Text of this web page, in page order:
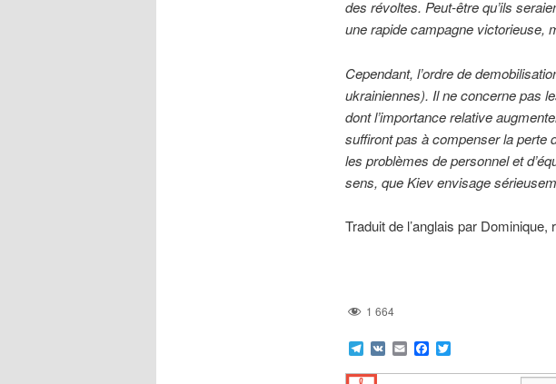
des révoltes. Peut-être qu’ils
une rapide campagne victorieuse,
Cependant, l’ordre de
ukrainiennes). Il ne concerne pas
dont l’importance relative
suffiront pas à compenser la perte
les problèmes de personnel et
sens, que Kiev envisage
Traduit de l’anglais par
1 664
Telegram
VKEmailFacebook
Twitter